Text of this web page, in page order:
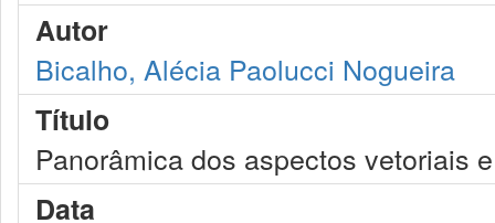
Autor
Bicalho, Alécia Paolucci Nogueira
Título
Panorâmica dos aspectos vetoriais
Data